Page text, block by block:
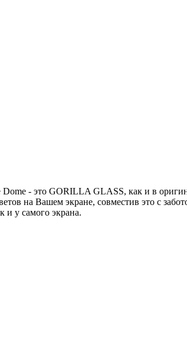
Dome - это GORILLA GLASS, как и в
на Вашем экране, совместив это с
и у самого экрана.